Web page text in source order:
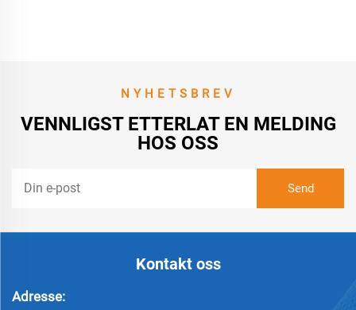
NYHETSBREV
VENNLIGST ETTERLAT EN MELDING
HOS OSS
Kontakt oss
Adresse: